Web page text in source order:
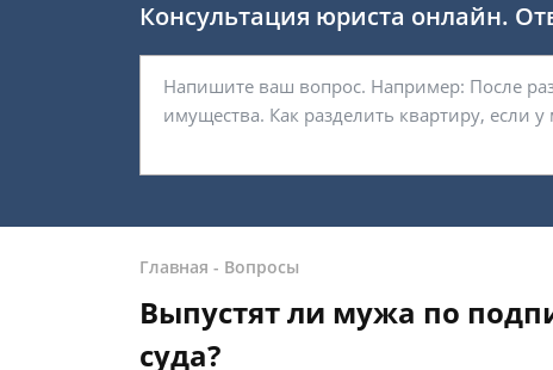
Консультация юриста онлайн.
Главная - Вопросы
Выпустят ли мужа по
суда?